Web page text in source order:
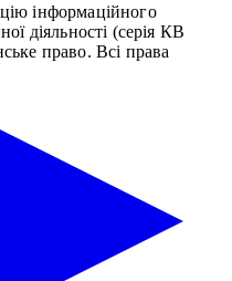
інформаційного
діяльності (серія КВ
право. Всі права